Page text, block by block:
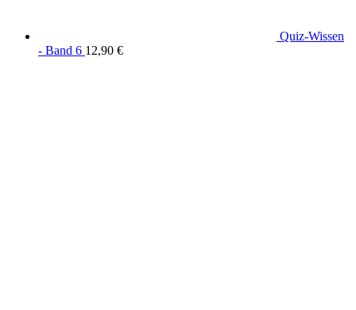
Quiz-Wissen
- Band 6 12,90 €